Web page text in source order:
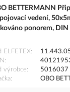
BETTERMANN
vedení,
ponorem,
ELFETEX
výrobce
5016037
OBO